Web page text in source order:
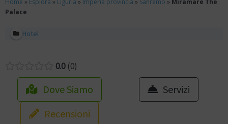
Palace
Hotel
0.0 0
Dove Siamo
Servizi
Recensioni